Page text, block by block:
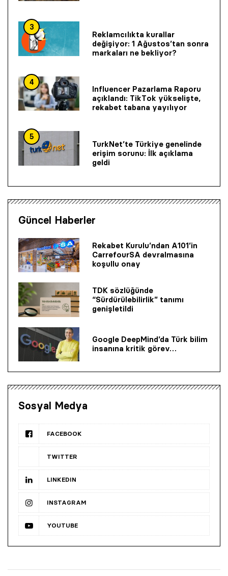
3
Reklamcılıkta kurallar
değişiyor: 1 Ağustos’tan sonra
markaları ne bekliyor?
4
Influencer Pazarlama Raporu
açıklandı: TikTok yükselişte,
rekabet tabana yayılıyor
5
TurkNet’te Türkiye genelinde
erişim sorunu: İlk açıklama
geldi
Güncel Haberler
Rekabet Kurulu’ndan A101’in
CarrefourSA devralmasına
koşullu onay
TDK sözlüğünde
“Sürdürülebilirlik” tanımı
genişletildi
Google DeepMind’da Türk bilim
insanına kritik görev…
Sosyal Medya
FACEBOOK
TWITTER
LINKEDIN
INSTAGRAM
YOUTUBE